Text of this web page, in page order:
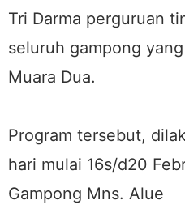
Tri Darma perguruan
seluruh gampong
Muara Dua.
Program tersebut,
hari mulai 16s/d20
Gampong Mns. Alue